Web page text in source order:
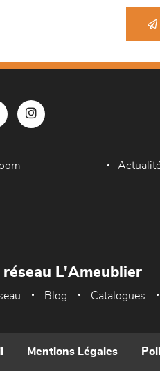
L'Ameublier
Blog Catalogues
Mentions Légales